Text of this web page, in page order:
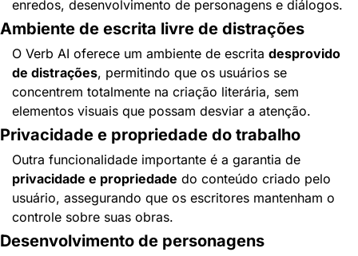
enredos, desenvolvimento de personagens e diálogos.
Ambiente de escrita livre de distrações
O Verb AI oferece um ambiente de escrita desprovido
de distrações, permitindo que os usuários se
concentrem totalmente na criação literária, sem
elementos visuais que possam desviar a atenção.
Privacidade e propriedade do trabalho
privacidade e propriedade do conteúdo criado pelo
usuário, assegurando que os escritores mantenham o
controle sobre suas obras.
Desenvolvimento de personagens